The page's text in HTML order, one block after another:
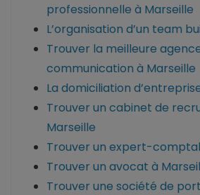
professionnelle à Marseille
L’organisation d’un team
Trouver la meilleure
communication à Marseille
La domiciliation
Trouver un cabinet de
Marseille
Trouver un expert-
Trouver un avocat à
Trouver une société de